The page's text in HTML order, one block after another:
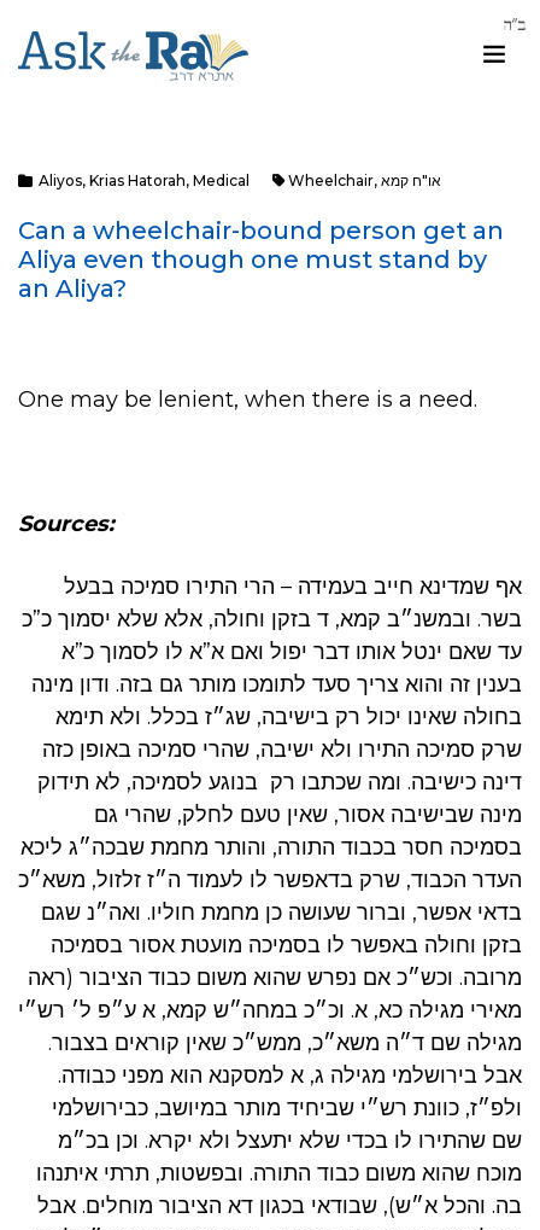
Aliyos, Krias Hatorah, Medical Wheelchair, או"ח קמא
Can a wheelchair-bound person get an
Aliya even though one must stand by
an Aliya?
One may be lenient, when there is a need.
Sources:
אף שמדינא חייב בעמידה – הרי התירו סמיכה בבעל
בשר. ובמשנ״ב קמא, ד בזקן וחולה, אלא שלא יסמוך כ”כ
עד שאם ינטל אותו דבר יפול ואם א”א לו לסמוך כ”א
בענין זה והוא צריך סעד לתומכו מותר גם בזה. ודון מינה
בחולה שאינו יכול רק בישיבה, שג״ז בכלל. ולא תימא
שרק סמיכה התירו ולא ישיבה, שהרי סמיכה באופן כזה
דינה כישיבה. ומה שכתבו רק בנוגע לסמיכה, לא תידוק
מינה שבישיבה אסור, שאין טעם לחלק, שהרי גם
בסמיכה חסר בכבוד התורה, והותר מחמת שבכה״ג ליכא
העדר הכבוד, שרק בדאפשר לו לעמוד ה״ז זלזול, משא״כ
בדאי אפשר, וברור שעושה כן מחמת חוליו. ואה״נ שגם
בזקן וחולה באפשר לו בסמיכה מועטת אסור בסמיכה
מרובה. וכש״כ אם נפרש שהוא משום כבוד הציבור (ראה
מאירי מגילה כא, א. וכ״כ במחה״ש קמא, א ע״פ ל׳ רש״י
מגילה שם ד״ה משא״כ, ממש״כ שאין קוראים בצבור.
אבל בירושלמי מגילה ג, א למסקנא הוא מפני כבודה.
ולפ״ז, כוונת רש״י שביחיד מותר במיושב, כבירושלמי
שם שהתירו לו בכדי שלא יתעצל ולא יקרא. וכן בכ״מ
מוכח שהוא משום כבוד התורה. ובפשטות, תרתי איתנהו
בה. והכל א״ש), שבודאי בכגון דא הציבור מוחלים. אבל